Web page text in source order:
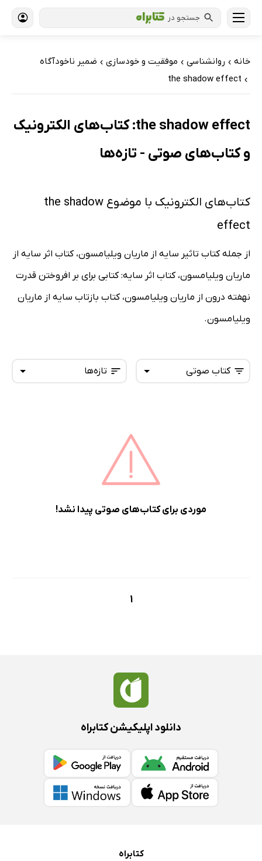
جستجو در
خانه › روانشناسی › موفقیت و خودسازی › ضمیر ناخودآگاه
›
the shadow effect
the shadow effect: کتاب‌های الکترونیک
و کتاب‌های صوتی - تازه‌ها
کتاب‌های الکترونیک با موضوع the shadow
effect
از جمله کتاب تاثیر سایه از ماریان ویلیامسون، کتاب اثر سایه از
ماریان ویلیامسون، کتاب اثر سایه: کتابی برای بر افروختن قدرت
نهفته درون از ماریان ویلیامسون، کتاب بازتاب سایه از ماریان
ویلیامسون.
تازه‌ها
پرفروش‌ها
پربحث‌ها
کتاب صوتی
موردی برای کتاب‌های صوتی پیدا نشد!
1
دانلود اپلیکیشن کتابراه
کتابراه